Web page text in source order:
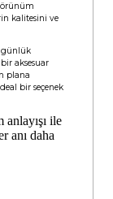
kalitesini ve
günlük
aksesuar
plana
bir seçenek
anlayışı ile
anı daha